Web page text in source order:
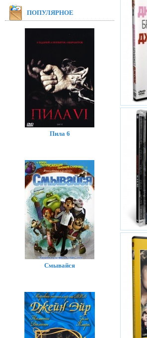
ПОПУЛЯРНОЕ
Пила 6
Смывайся